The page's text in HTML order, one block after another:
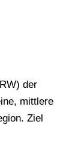
der
mittlere
Ziel